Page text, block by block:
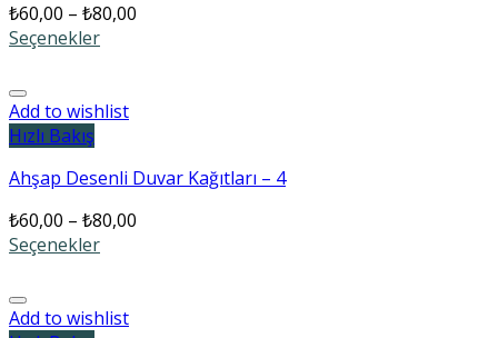
₺60,00 – ₺80,00
Seçenekler
Add to wishlist
Hızlı Bakış
Ahşap Desenli Duvar Kağıtları – 4
₺60,00 – ₺80,00
Seçenekler
Add to wishlist